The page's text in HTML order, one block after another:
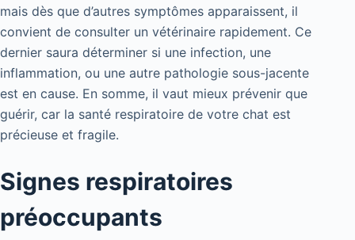
mais dès que d’autres symptômes apparaissent, il
convient de consulter un vétérinaire rapidement. Ce
dernier saura déterminer si une infection, une
inflammation, ou une autre pathologie sous-jacente
est en cause. En somme, il vaut mieux prévenir que
guérir, car la santé respiratoire de votre chat est
précieuse et fragile.
Signes respiratoires
préoccupants